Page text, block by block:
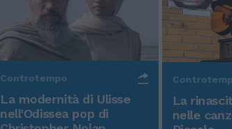
Controtempo
La modernità di Ulisse
nell'Odissea pop di
La
nelle